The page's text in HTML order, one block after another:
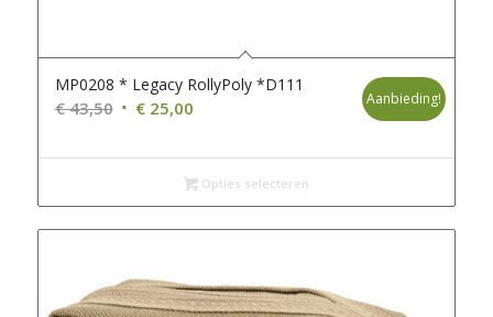
MP0208 * Legacy RollyPoly *D111
€43,50 Oorspronkelijke
was:
€25,00Huidige
is:
€ 25,00.
Aanbieding!
Opties selecteren